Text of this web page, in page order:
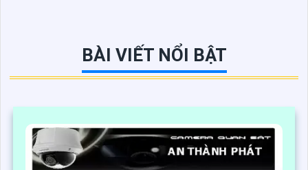
BÀI VIẾT NỔI BẬT